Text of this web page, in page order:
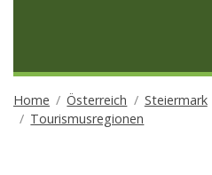
Home Österreich Steiermark
Tourismusregionen